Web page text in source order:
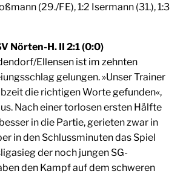
(29./FE), 1:2 Isermann (31.), 1:3
Nörten-H. II 2:1 (0:0)
Ellensen ist im zehnten
gelungen. »Unser Trainer
die richtigen Worte gefunden«,
Nach einer torlosen ersten Hälfte
in die Partie, gerieten zwar in
in den Schlussminuten das Spiel
der noch jungen SG-
den Kampf auf dem schweren